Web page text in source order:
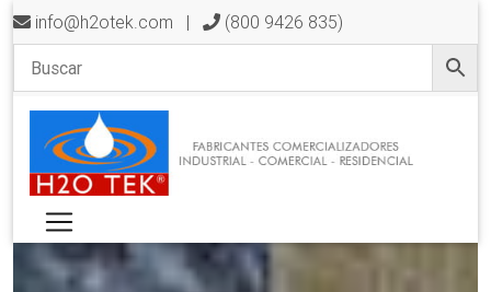
info@h2otek.com | (800 9426 835)